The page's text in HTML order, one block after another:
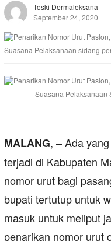
Toski Dermaleksana
September 24, 2020
Suasana Pelaksanaan sidang
Suasana Pelaksanaan
MALANG, – Ada
terjadi di Kabupaten
nomor urut bagi
bupati tertutup untuk
masuk untuk meliput
penarikan nomor urut